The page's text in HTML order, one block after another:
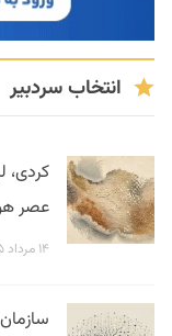
انتخاب سردبیر
کردی،
عصر
۱۴ مرداد ۱۴۰۵